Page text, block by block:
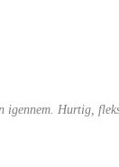
Hurtig,